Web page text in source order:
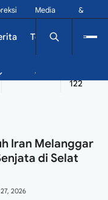
Media
&
Tekno Dinamika
Seychelles
122
Iran Melanggar
di Selat
2026